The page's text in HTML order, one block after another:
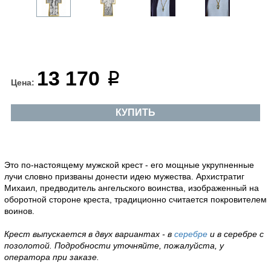
Цена: 13 170
КУПИТЬ
Это по-настоящему мужской крест - его мощные укрупненные
лучи словно призваны донести идею мужества. Архистратиг
Михаил, предводитель ангельского воинства, изображенный на
оборотной стороне креста, традиционно считается покровителем
воинов.
Крест выпускается в двух вариантах - в серебре и в серебре с
позолотой. Подробности уточняйте, пожалуйста, у
оператора при заказе.